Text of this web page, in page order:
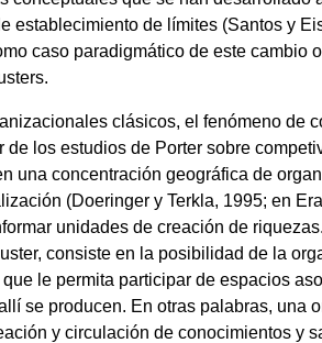
establecimiento de límites (Santos y
caso paradigmático de este cambio
clásicos, el fenómeno de
de los estudios de Porter sobre
una concentración geográfica de
(Doeringer y Terkla, 1995; en
unidades de creación de
consiste en la posibilidad de la
le permita participar de espacios
se producen. En otras palabras, una
y circulación de conocimientos y